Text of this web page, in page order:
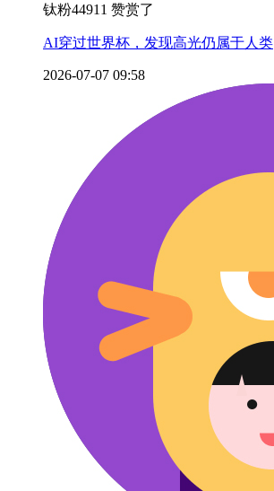
钛粉44911 赞赏了
AI穿过世界杯，发现高光仍属于人类
2026-07-07 09:58